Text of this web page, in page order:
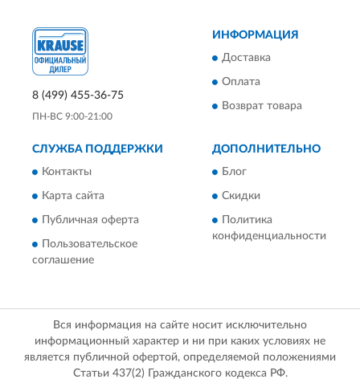
8 (499) 455-36-75
ПН-ВС 9:00-21:00
ИНФОРМАЦИЯ
Доставка
Оплата
Возврат товара
СЛУЖБА ПОДДЕРЖКИ
Контакты
Карта сайта
Публичная оферта
Пользовательское
соглашение
ДОПОЛНИТЕЛЬНО
Блог
Скидки
Политика
конфиденциальности
Вся информация на сайте носит исключительно
информационный характер и ни при каких условиях не
является публичной офертой, определяемой положениями
Статьи 437(2) Гражданского кодекса РФ.